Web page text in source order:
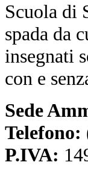
Scuola di
spada da
insegnati
con e
Sede
Telefono:
P.IVA: